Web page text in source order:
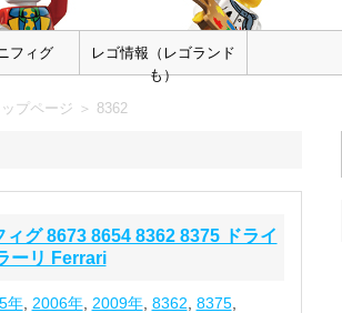
フィグ
レゴ情報（レゴランド
も）
プページ ＞ 8362
ィグ 8673 8654 8362 8375 ドライ
ーリ Ferrari
年, 2006年, 2009年, 8362 8375,